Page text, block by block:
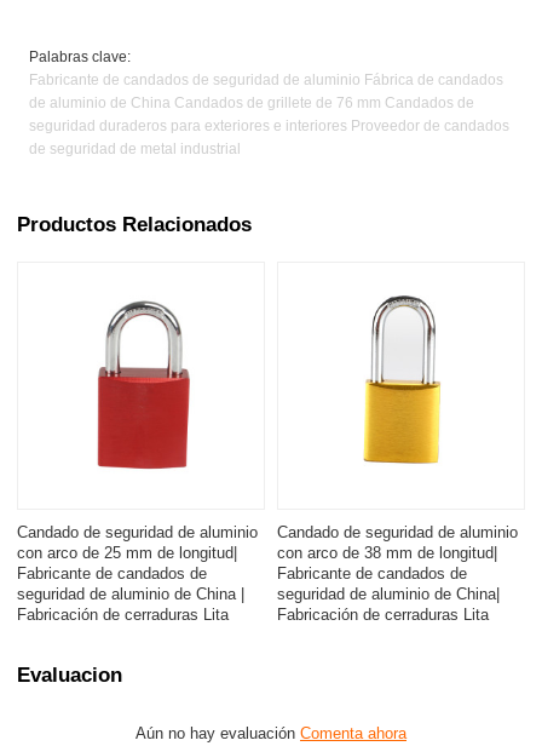
Palabras clave:
Fabricante de candados de seguridad de aluminio Fábrica de candados
de aluminio de China Candados de grillete de 76 mm Candados de
seguridad duraderos para exteriores e interiores Proveedor de candados
de seguridad de metal industrial
Productos Relacionados
Candado de seguridad de aluminio
con arco de 25 mm de longitud|
Fabricante de candados de
seguridad de aluminio de China |
Fabricación de cerraduras Lita
Candado de seguridad de aluminio
con arco de 38 mm de longitud|
Fabricante de candados de
seguridad de aluminio de China|
Fabricación de cerraduras Lita
Evaluacion
Aún no hay evaluación Comenta ahora